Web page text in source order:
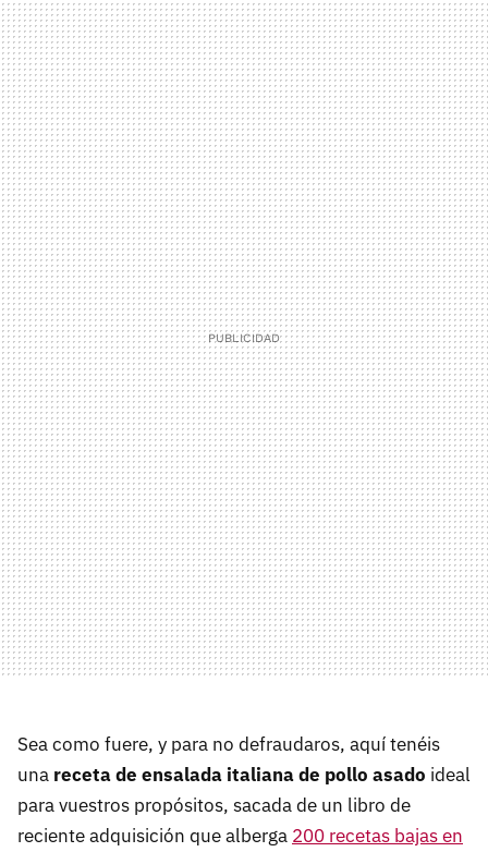
Sea como fuere, y para no defraudaros, aquí tenéis
una receta de ensalada italiana de pollo asado ideal
para vuestros propósitos, sacada de un libro de
reciente adquisición que alberga 200 recetas bajas en